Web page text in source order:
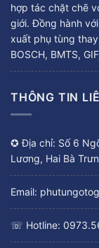
hợp tác chặt chẽ
giới. Đồng hành
xuất phụ tùng thay
BOSCH, BMTS,
THÔNG TIN
✪ Địa chỉ: Số 6
Lương, Hai Bà
Email:
☏ Hotline: